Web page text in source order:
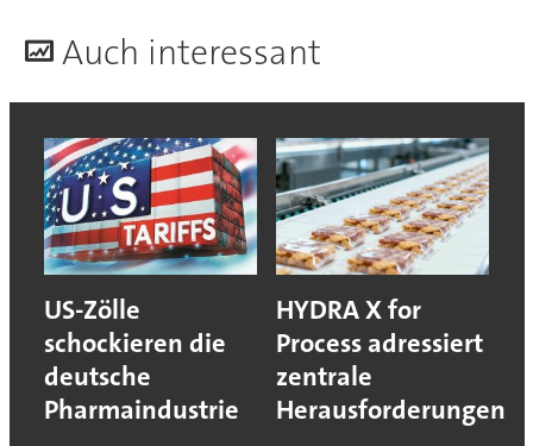
Auch interessant
US-Zölle
schockieren die
deutsche
Pharmaindustrie
HYDRA X for
Process adressiert
zentrale
Herausforderungen